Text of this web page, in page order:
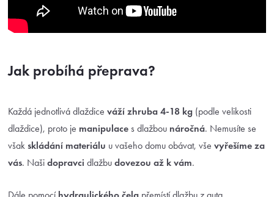
Jak probíhá přeprava?
Každá jednotlivá dlaždice váží zhruba 4-18 kg (podle velikosti
dlaždice), proto je manipulace s dlažbou náročná. Nemusíte se
však skládání materiálu u vašeho domu obávat, vše vyřešíme za
vás. Naši dopravci dlažbu dovezou až k vám.